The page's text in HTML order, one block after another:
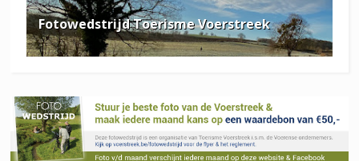
Fotowedstrijd Toerisme Voerstreek